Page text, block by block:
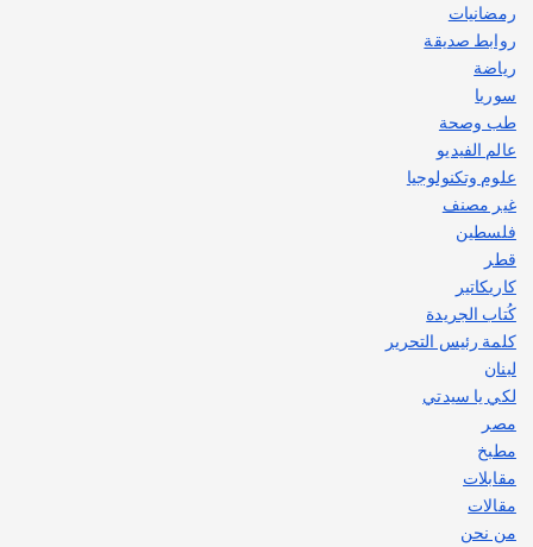
رمضانيات
روابط صديقة
رياضة
سوريا
طب وصحة
عالم الفيديو
علوم وتكنولوجيا
غير مصنف
فلسطين
قطر
كاريكاتير
كُتاب الجريدة
كلمة رئيس التحرير
لبنان
لكي يا سيدتي
مصر
مطبخ
مقابلات
مقالات
من نحن